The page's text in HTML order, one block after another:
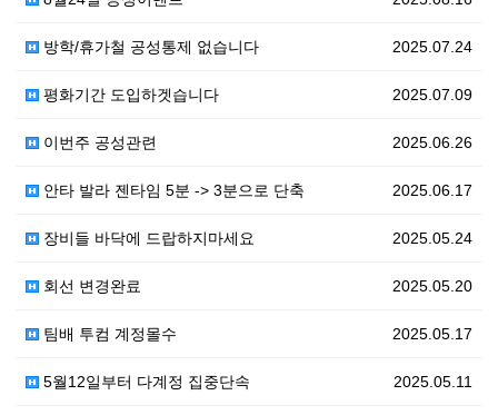
2025.07.24
방학/휴가철 공성통제 없습니다
2025.07.09
평화기간 도입하겟습니다
2025.06.26
이번주 공성관련
2025.06.17
안타 발라 젠타임 5분 -> 3분으로 단축
2025.05.24
장비들 바닥에 드랍하지마세요
2025.05.20
회선 변경완료
2025.05.17
팀배 투컴 계정몰수
2025.05.11
5월12일부터 다계정 집중단속